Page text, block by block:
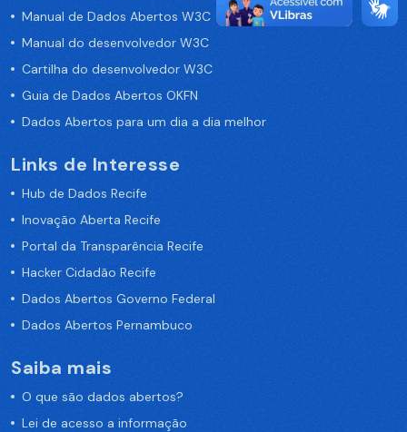
Manual de Dados Abertos W3C
Manual do desenvolvedor W3C
Cartilha do desenvolvedor W3C
Guia de Dados Abertos OKFN
Dados Abertos para um dia a dia melhor
Links de Interesse
Hub de Dados Recife
Inovação Aberta Recife
Portal da Transparência Recife
Hacker Cidadão Recife
Dados Abertos Governo Federal
Dados Abertos Pernambuco
Saiba mais
O que são dados abertos?
Lei de acesso a informação